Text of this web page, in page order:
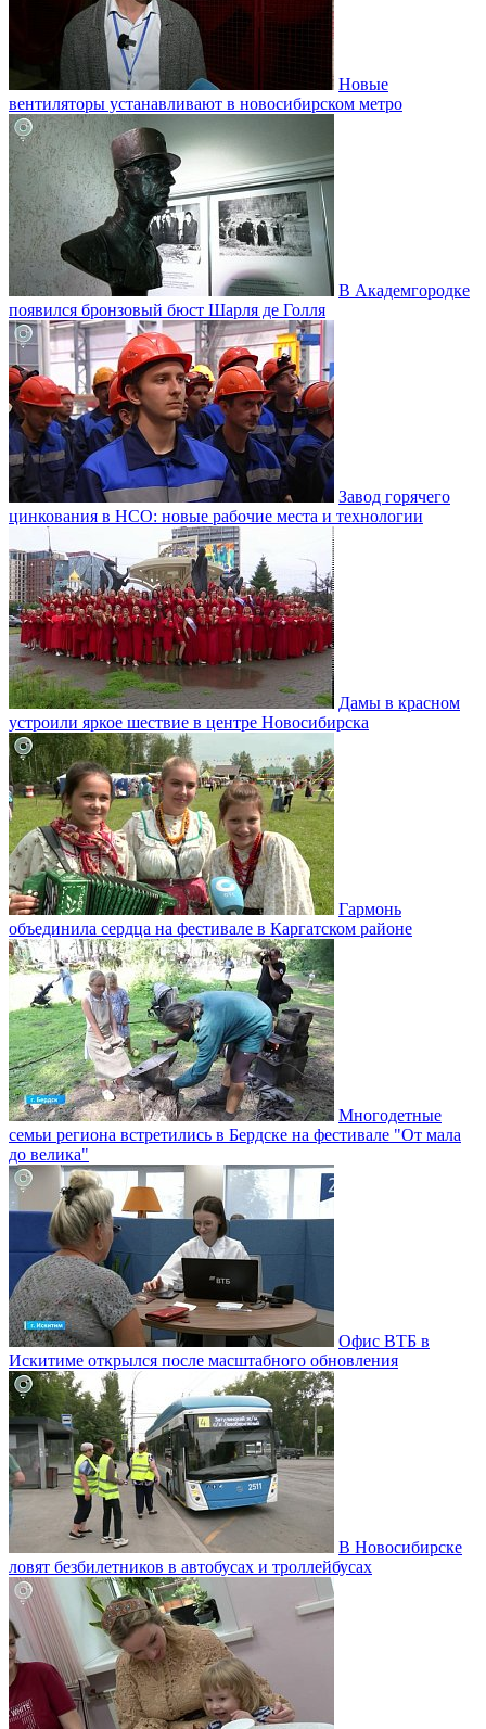
Новые
вентиляторы устанавливают в новосибирском метро
В Академгородке
появился бронзовый бюст Шарля де Голля
Завод горячего
цинкования в НСО: новые рабочие места и технологии
Дамы в красном
устроили яркое шествие в центре Новосибирска
Гармонь
объединила сердца на фестивале в Каргатском районе
Многодетные
семьи региона встретились в Бердске на фестивале "От мала
до велика"
Офис ВТБ в
Искитиме открылся после масштабного обновления
В Новосибирске
ловят безбилетников в автобусах и троллейбусах